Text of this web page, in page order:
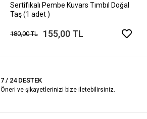
Sertifikalı Pembe Kuvars Tımbıl Doğal
Taş (1 adet )
180,00 TL 155,00 TL
7 / 24 DESTEK
Öneri ve şikayetlerinizi bize iletebilirsiniz.